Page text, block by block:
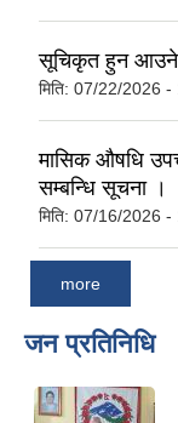
सूचिकृत हुन आउने
मिति: 07/22/2026 -
मासिक औषधि
सम्बन्धि सूचना ।
मिति: 07/16/2026 -
more
जन प्रतिनिधि